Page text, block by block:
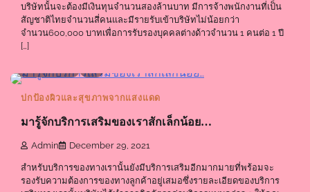
บริษัทนั้นจะต้องมีเงินทุนจำนวนสองล้านบาท มีการจ้างพนักงานที่เป็น
สัญชาติไทยจำนวนสี่คนและมีรายรับเข้าบริษัทไม่น้อยกว่า
จำนวน600,000 บาทเพื่อการรับรองบุคคลต่างด้าวจำนวน 1 คนต่อ 1 ปี
[…]
ปกป้องผิวและสุขภาพจากแสงแดด
มารู้จักบริการเสริมของเราสักเล็กน้อย…
Admin December 29, 2021
สำหรับบริการของทางเรานั้นยังมีบริการเสริมอีกมากมายที่พร้อมจะ
รองรับความต้องการของทางลูกค้าอยู่เสมอซึ่งรายละเอียดของบริการ